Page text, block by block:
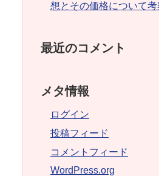
想とその価格について考
最近のコメント
メタ情報
ログイン
投稿フィード
コメントフィード
WordPress.org